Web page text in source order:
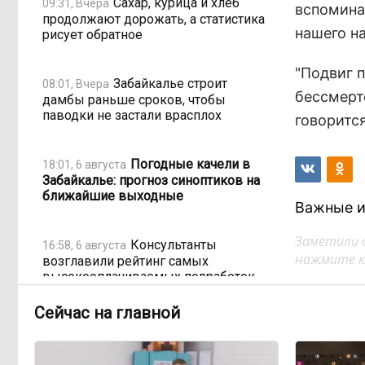
09:31, Вчера
продолжают дорожать, а статистика
рисует обратное
08:01, Вчера Забайкалье строит
дамбы раньше сроков, чтобы
паводки не застали врасплох
18:01, 6 августа Погодные качели в
Забайкалье: прогноз синоптиков на
ближайшие выходные
16:58, 6 августа Консультанты
возглавили рейтинг самых
высокооплачиваемых подработок
15:02, 6 августа
«Ждать некогда»:
жители подтопленного Угдана
нашего
"Подвиг
Важные
Заметили
нажмите
Сейчас на главной